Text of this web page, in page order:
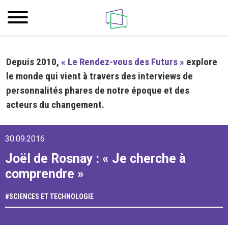
Depuis 2010, « Le Rendez-vous des Futurs » explore
le monde qui vient à travers des interviews de
personnalités phares de notre époque et des
acteurs du changement.
30.09.2016
Joël de Rosnay : « Je cherche à
comprendre »
#SCIENCES ET TECHNOLOGIE